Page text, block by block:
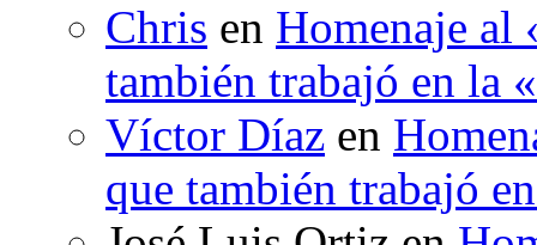
Chris en Homenaje al
también trabajó en la
Víctor Díaz en
que también trabajó